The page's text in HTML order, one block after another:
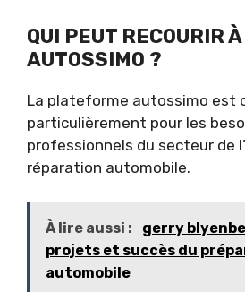
QUI PEUT RECOURIR À
AUTOSSIMO ?
La plateforme autossimo est
particulièrement pour les
professionnels du secteur de
réparation automobile.
À lire aussi :
gerry
projets et succès du
automobile